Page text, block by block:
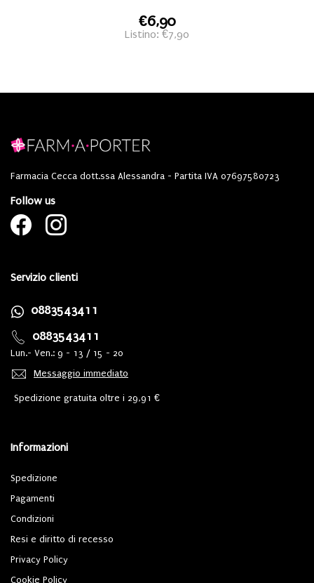
€6,90
Listino: €7,90
Farmacia Cecca dott.ssa Alessandra - Partita IVA 07697580723
Follow us
Servizio clienti
0883543411
0883543411
Lun.- Ven.: 9 - 13 / 15 - 20
Messaggio immediato
Spedizione gratuita oltre i 29,91 €
Informazioni
Spedizione
Pagamenti
Condizioni
Resi e diritto di recesso
Privacy Policy
Cookie Policy